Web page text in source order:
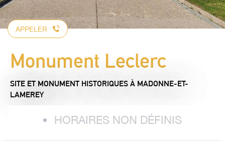
APPELER
Monument Leclerc
SITE ET MONUMENT HISTORIQUES À MADONNE-ET-
LAMEREY
HORAIRES NON DÉFINIS